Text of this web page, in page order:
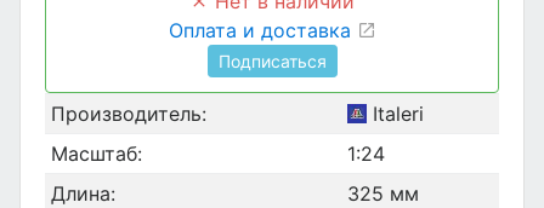
Оплата и доставка
Подписаться
Производитель:
Italeri
Масштаб:
1:24
Длина:
325 мм